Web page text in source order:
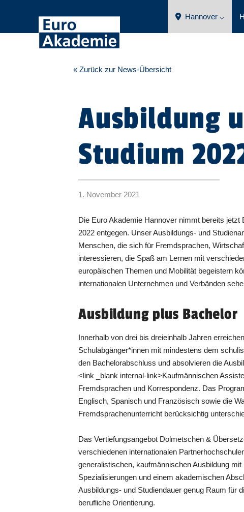
Hannover ⌵
« Zurück zur News-Übersicht
Ausbildung
Studium
1. November 2021
Die Euro Akademie Hannover nimmt bereits jetzt
2022 entgegen. Unser Ausbildungs- und
Menschen, die sich für Fremdsprachen,
interessieren, die Spaß am Lernen mit
europäischen Themen und Mobilität begeistern
internationalen Unternehmen und Verbänden
Ausbildung plus Bachelor
Innerhalb von drei bis dreieinhalb Jahren
Schulabgänger*innen mit mindestens dem
den Bachelorabschluss und absolvieren die
<link _blank internal-link>Kaufmännischen
Fremdsprachen und Korrespondenz. Das
Englisch, Spanisch und Französisch sowie die
Fremdsprachenunterricht berücksichtig
Das Vertiefungsangebot Dolmetschen &
verschiedenen internationalen
generalistischen, kaufmännischen Ausbildung
Spezialisierungen und einem akademischen
Ausbildungs- und Studiendauer genug Raum für
berufliche Orientierung.